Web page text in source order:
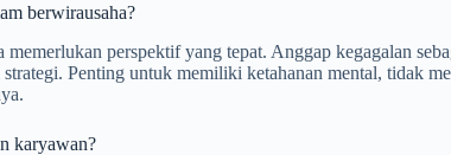
berwirausaha?
memerlukan perspektif yang tepat. Anggap kegagalan
Penting untuk memiliki ketahanan mental, tidak
karyawan?